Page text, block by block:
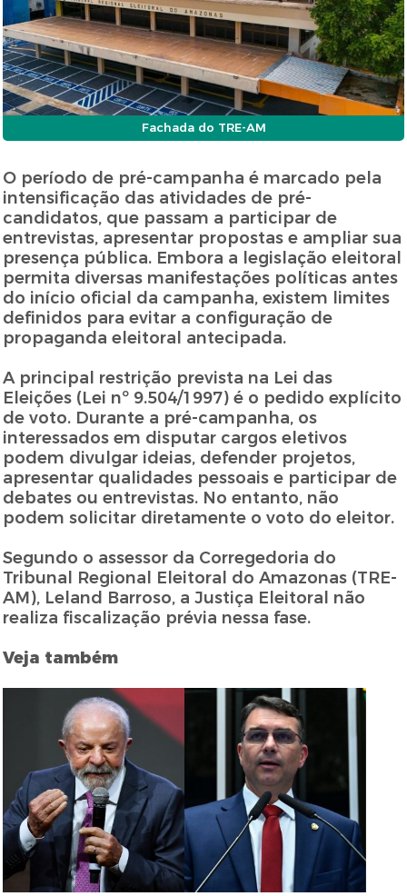
Fachada do TRE-AM
O período de pré-campanha é marcado pela
intensificação das atividades de pré-
candidatos, que passam a participar de
entrevistas, apresentar propostas e ampliar sua
presença pública. Embora a legislação eleitoral
permita diversas manifestações políticas antes
do início oficial da campanha, existem limites
definidos para evitar a configuração de
propaganda eleitoral antecipada.
A principal restrição prevista na Lei das
Eleições (Lei nº 9.504/1997) é o pedido explícito
de voto. Durante a pré-campanha, os
interessados em disputar cargos eletivos
podem divulgar ideias, defender projetos,
apresentar qualidades pessoais e participar de
debates ou entrevistas. No entanto, não
podem solicitar diretamente o voto do eleitor.
Segundo o assessor da Corregedoria do
Tribunal Regional Eleitoral do Amazonas (TRE-
AM), Leland Barroso, a Justiça Eleitoral não
realiza fiscalização prévia nessa fase.
Veja também